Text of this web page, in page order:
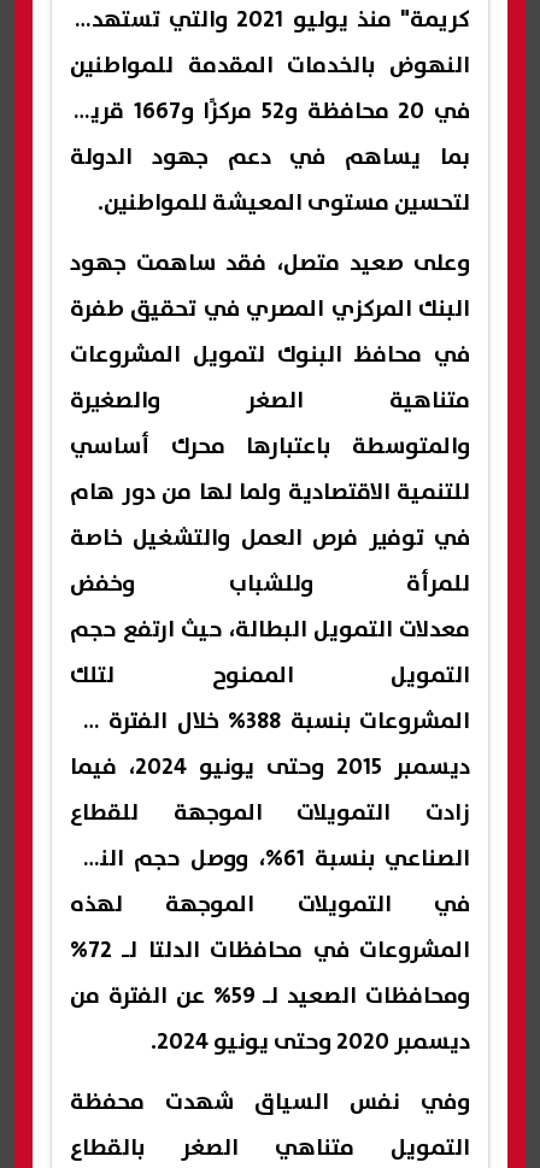
كريمة" منذ يوليو 2021 والتي تستهدف
النهوض بالخدمات المقدمة للمواطنين
في 20 محافظة و52 مركزًا و1667 قرية،
بما يساهم في دعم جهود الدولة
لتحسين مستوى المعيشة للمواطنين.
وعلى صعيد متصل، فقد ساهمت جهود
البنك المركزي المصري في تحقيق طفرة
في محافظ البنوك لتمويل المشروعات
متناهية الصغر والصغيرة
والمتوسطة باعتبارها محرك أساسي
للتنمية الاقتصادية ولما لها من دور هام
في توفير فرص العمل والتشغيل خاصة
للمرأة وللشباب وخفض
معدلات التمويل البطالة، حيث ارتفع حجم
التمويل الممنوح لتلك
المشروعات بنسبة 388% خلال الفترة من
ديسمبر 2015 وحتى يونيو 2024، فيما
زادت التمويلات الموجهة للقطاع
الصناعي بنسبة 61%، ووصل حجم النمو
في التمويلات الموجهة لهذه
المشروعات في محافظات الدلتا لـ 72%
ومحافظات الصعيد لـ 59% عن الفترة من
ديسمبر 2020 وحتى يونيو 2024.
وفي نفس السياق شهدت محفظة
التمويل متناهي الصغر بالقطاع